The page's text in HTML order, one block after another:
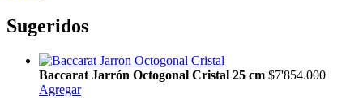
Sugeridos
Baccarat Jarrón Octogonal Cristal 25 cm $7'854.000
Agregar